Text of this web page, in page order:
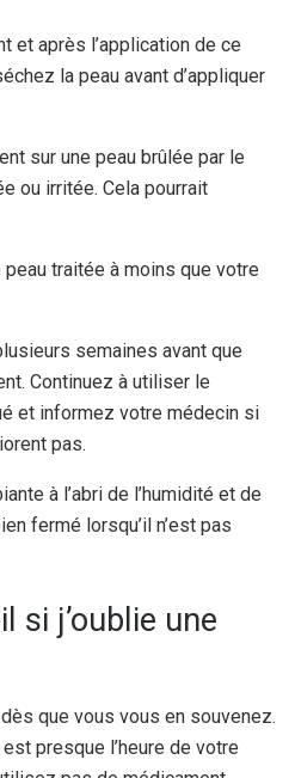
et après l’application de ce
la peau avant d’appliquer
sur une peau brûlée par le
ou irritée. Cela pourrait
traitée à moins que votre
semaines avant que
Continuez à utiliser le
et informez votre médecin si
pas.
à l’abri de l’humidité et de
fermé lorsqu’il n’est pas
si j’oublie une
que vous vous en souvenez.
presque l’heure de votre